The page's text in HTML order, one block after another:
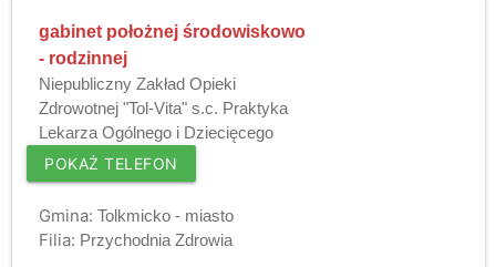
gabinet położnej środowiskowo
- rodzinnej
Niepubliczny Zakład Opieki
Zdrowotnej "Tol-Vita" s.c. Praktyka
Lekarza Ogólnego i Dziecięcego
POKAŻ TELEFON
Gmina: Tolkmicko - miasto
Filia: Przychodnia Zdrowia